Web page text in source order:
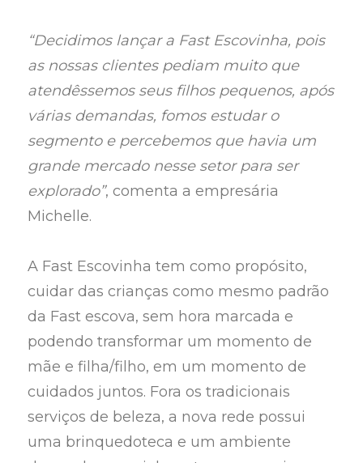
“Decidimos lançar a Fast Escovinha, pois
as nossas clientes pediam muito que
atendêssemos seus filhos pequenos, após
várias demandas, fomos estudar o
segmento e percebemos que havia um
grande mercado nesse setor para ser
explorado”, comenta a empresária
Michelle.
A Fast Escovinha tem como propósito,
cuidar das crianças como mesmo padrão
da Fast escova, sem hora marcada e
podendo transformar um momento de
mãe e filha/filho, em um momento de
cuidados juntos. Fora os tradicionais
serviços de beleza, a nova rede possui
uma brinquedoteca e um ambiente